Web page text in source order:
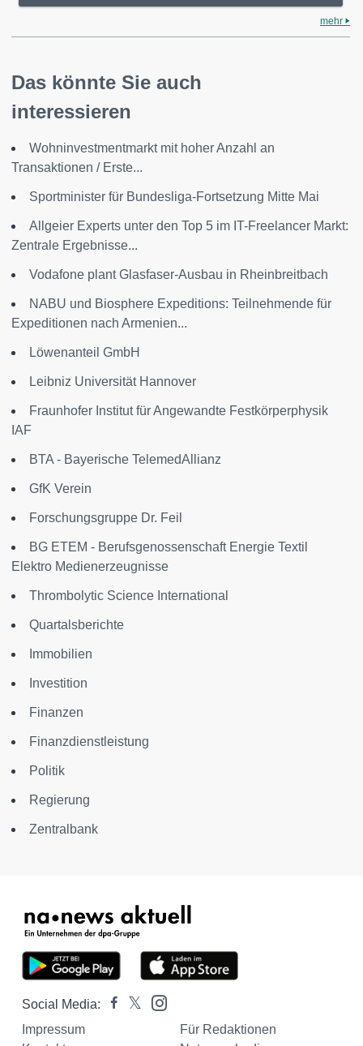
mehr
Das könnte Sie auch
interessieren
Wohninvestmentmarkt mit hoher Anzahl an
Transaktionen / Erste...
Sportminister für Bundesliga-Fortsetzung Mitte Mai
Allgeier Experts unter den Top 5 im IT-Freelancer Markt:
Zentrale Ergebnisse...
Vodafone plant Glasfaser-Ausbau in Rheinbreitbach
NABU und Biosphere Expeditions: Teilnehmende für
Expeditionen nach Armenien...
Löwenanteil GmbH
Leibniz Universität Hannover
Fraunhofer Institut für Angewandte Festkörperphysik
IAF
BTA - Bayerische TelemedAllianz
GfK Verein
Forschungsgruppe Dr. Feil
BG ETEM - Berufsgenossenschaft Energie Textil
Elektro Medienerzeugnisse
Thrombolytic Science International
Quartalsberichte
Immobilien
Investition
Finanzen
Finanzdienstleistung
Politik
Regierung
Zentralbank
Social Media:
Impressum
Für Redaktionen